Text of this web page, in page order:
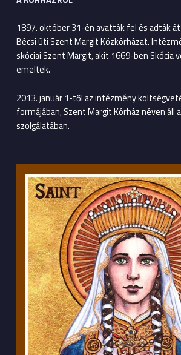
1897. október 31-én avatták fel és adták
Bécsi úti Szent Margit Közkórházat.
skóciai Szent Margit, akit 1669-ben Skócia
emeltek.
2013. január 1-től az intézmény
formájában, Szent Margit Kórház néven áll
szolgálatában.